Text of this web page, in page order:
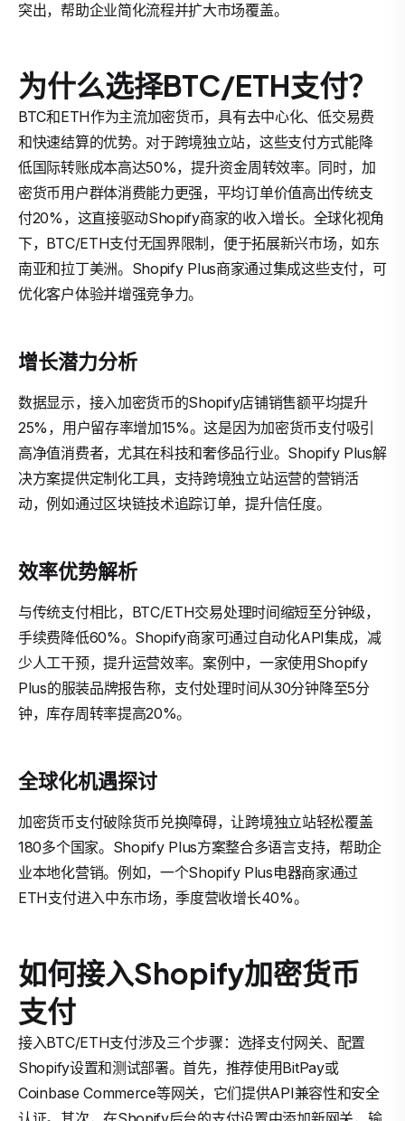
突出，帮助企业简化流程并扩大市场覆盖。
为什么选择BTC/ETH支付？
BTC和ETH作为主流加密货币，具有去中心化、低交易费
和快速结算的优势。对于跨境独立站，这些支付方式能降
低国际转账成本高达50%，提升资金周转效率。同时，加
密货币用户群体消费能力更强，平均订单价值高出传统支
付20%，这直接驱动Shopify商家的收入增长。全球化视角
下，BTC/ETH支付无国界限制，便于拓展新兴市场，如东
南亚和拉丁美洲。Shopify Plus商家通过集成这些支付，可
优化客户体验并增强竞争力。
增长潜力分析
数据显示，接入加密货币的Shopify店铺销售额平均提升
25%，用户留存率增加15%。这是因为加密货币支付吸引
高净值消费者，尤其在科技和奢侈品行业。Shopify Plus解
决方案提供定制化工具，支持跨境独立站运营的营销活
动，例如通过区块链技术追踪订单，提升信任度。
效率优势解析
与传统支付相比，BTC/ETH交易处理时间缩短至分钟级，
手续费降低60%。Shopify商家可通过自动化API集成，减
少人工干预，提升运营效率。案例中，一家使用Shopify
Plus的服装品牌报告称，支付处理时间从30分钟降至5分
钟，库存周转率提高20%。
全球化机遇探讨
加密货币支付破除货币兑换障碍，让跨境独立站轻松覆盖
180多个国家。Shopify Plus方案整合多语言支持，帮助企
业本地化营销。例如，一个Shopify Plus电器商家通过
ETH支付进入中东市场，季度营收增长40%。
如何接入Shopify加密货币
支付
接入BTC/ETH支付涉及三个步骤：选择支付网关、配置
Shopify设置和测试部署。首先，推荐使用BitPay或
Coinbase Commerce等网关，它们提供API兼容性和安全